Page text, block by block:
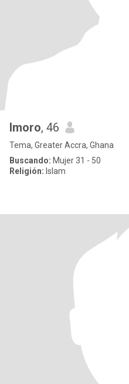
Imoro, 46
Tema, Greater Accra, Ghana
Buscando: Mujer 31 - 50
Religión: Islam